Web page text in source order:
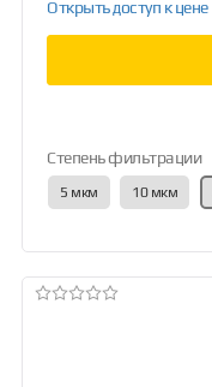
Открыть доступ к цене
Степень фильтрации
5 мкм 10 мкм